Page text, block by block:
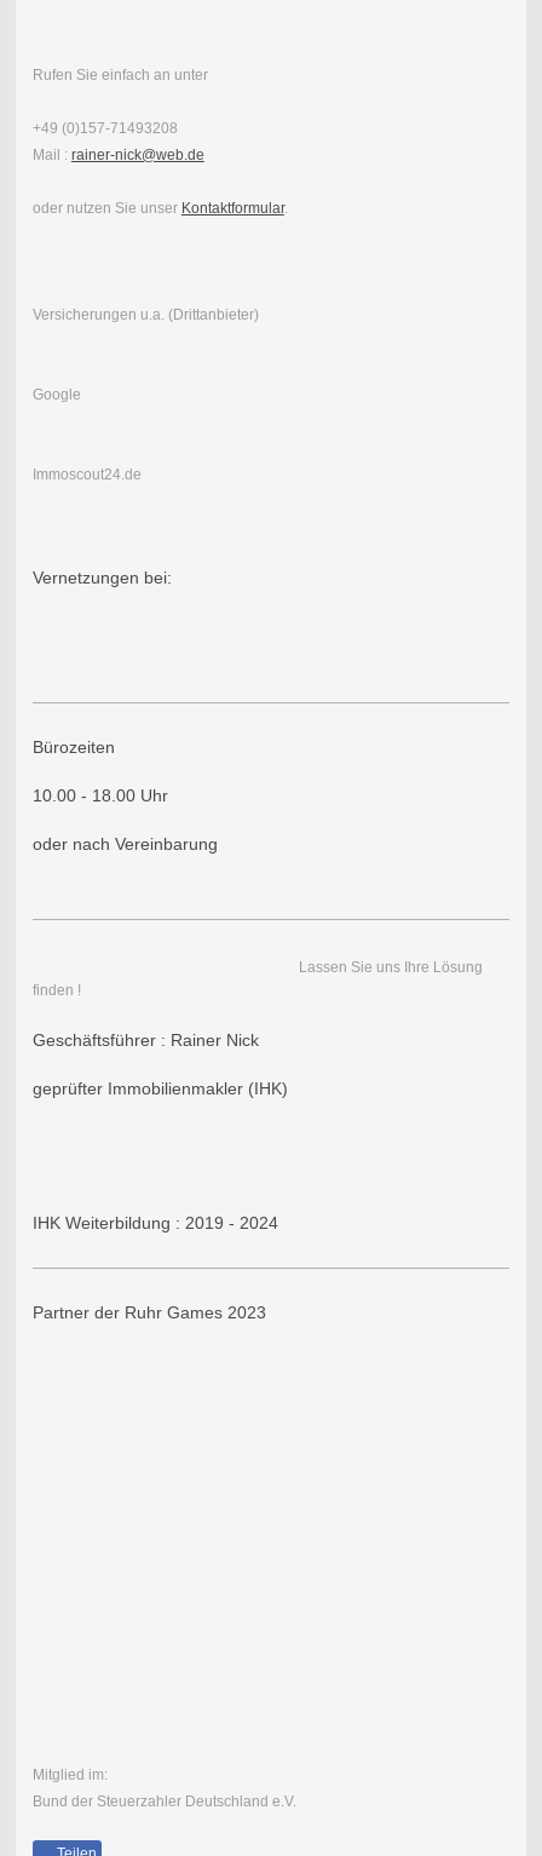
Rufen Sie einfach an unter
+49 (0)157-71493208
Mail : rainer-nick@web.de
oder nutzen Sie unser Kontaktformular.
Versicherungen u.a. (Drittanbieter)
Google
Immoscout24.de
Vernetzungen bei:
Bürozeiten
10.00 - 18.00 Uhr
oder nach Vereinbarung
Lassen Sie uns Ihre Lösung
finden !
Geschäftsführer : Rainer Nick
geprüfter Immobilienmakler (IHK)
IHK Weiterbildung : 2019 - 2024
Partner der Ruhr Games 2023
Mitglied im:
Bund der Steuerzahler Deutschland e.V.